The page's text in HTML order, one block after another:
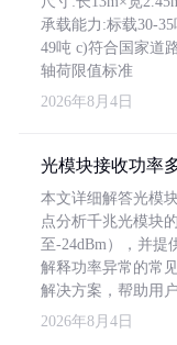
承载能力:标载30-
49吨 c)符合国家道
轴荷限值标准
2026年8月4日
光模块接收功率
本文详细解答光模
点分析千兆光模块
至-24dBm），并提
解释功率异常的常
解决方案，帮助用
2026年8月4日